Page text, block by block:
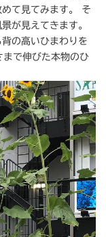
て見てみます。 そ
が見えてきます。
の高いひまわりを
で伸びた本物のひ